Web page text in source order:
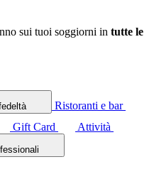
sui tuoi soggiorni in tutte le
Ristoranti e bar
Gift Card Attività